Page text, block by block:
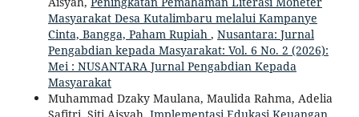
Masyarakat Desa Kutalimbaru melalui Kampanye
Cinta, Bangga, Paham Rupiah , Nusantara: Jurnal
Pengabdian kepada Masyarakat: Vol. 6 No. 2 (2026):
Mei : NUSANTARA Jurnal Pengabdian Kepada
Masyarakat
Muhammad Dzaky Maulana, Maulida Rahma, Adelia